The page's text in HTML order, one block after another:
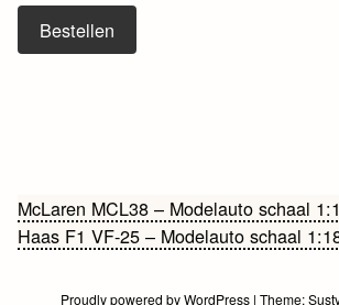
Bestellen
Bericht
navigatie
McLaren MCL38 – Modelauto schaal
Haas F1 VF-25 – Modelauto schaal
Proudly powered by WordPress | Theme: